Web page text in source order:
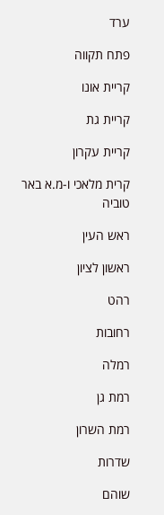
ערד
פתח תקווה
קריית אונו
קריית גת
קריית עקרון
קרית מלאכי ו-מ.א באר
טוביה
ראש העין
ראשון לציון
רהט
רחובות
רמלה
רמת גן
רמת השרון
שדרות
שוהם